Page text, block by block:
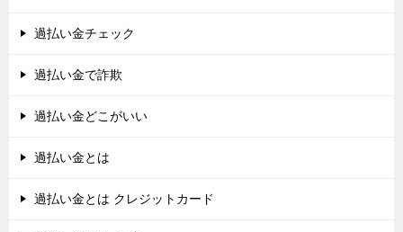
過払い金チェック
過払い金で詐欺
過払い金どこがいい
過払い金とは
過払い金とは クレジットカード